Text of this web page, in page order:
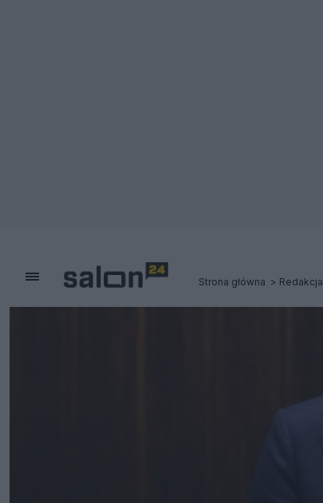
Strona główna Redakcja